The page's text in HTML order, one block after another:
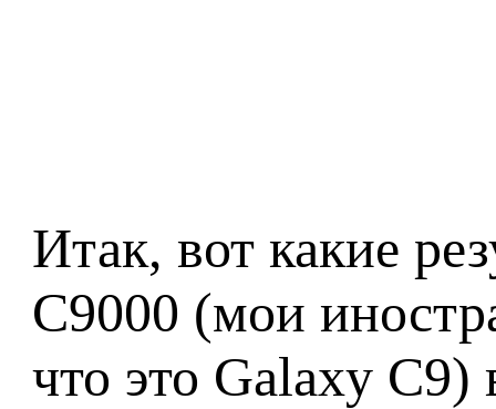
Итак, вот какие
C9000 (мои
что это Galaxy C9)